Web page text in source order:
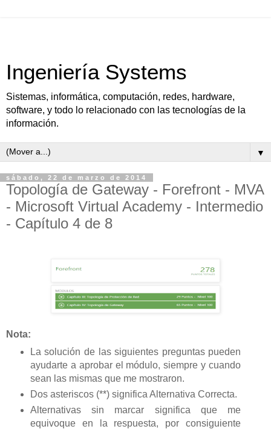
Ingeniería Systems
Sistemas, informática, computación, redes, hardware,
software, y todo lo relacionado con las tecnologías de la
información.
▼
sábado, 22 de marzo de 2014
Topología de Gateway - Forefront - MVA
- Microsoft Virtual Academy - Intermedio
- Capítulo 4 de 8
Nota:
La solución de las siguientes preguntas pueden
ayudarte a aprobar el módulo, siempre y cuando
sean las mismas que me mostraron.
Dos asteriscos (**) significa Alternativa Correcta.
Alternativas sin marcar significa que me
equivoque en la respuesta, por consiguiente